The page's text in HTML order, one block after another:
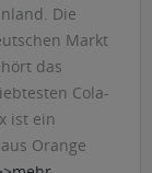
Die
Markt
das
Cola-
ist ein
Orange